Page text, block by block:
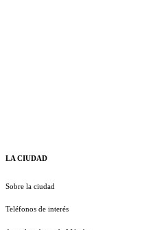
LA CIUDAD
Sobre la ciudad
Teléfonos de interés